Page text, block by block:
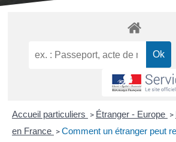
Accueil particuliers > Étranger - Europe >
en France > Comment un étranger peut